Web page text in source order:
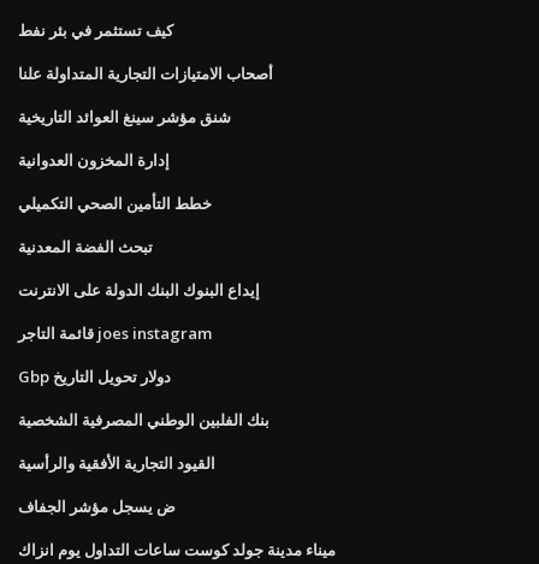
كيف تستثمر في بئر نفط
أصحاب الامتيازات التجارية المتداولة علنا
شنق مؤشر سينغ العوائد التاريخية
إدارة المخزون العدوانية
خطط التأمين الصحي التكميلي
تبحث الفضة المعدنية
إيداع البنوك البنك الدولة على الانترنت
قائمة التاجر joes instagram
Gbp دولار تحويل التاريخ
بنك الفلبين الوطني المصرفية الشخصية
القيود التجارية الأفقية والرأسية
ض يسجل مؤشر الجفاف
ميناء مدينة جولد كوست ساعات التداول يوم انزاك